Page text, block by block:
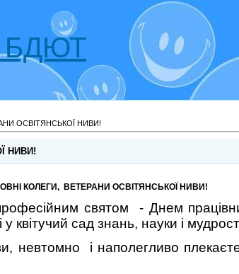
ОСВІТЯНСЬКОЇ НИВИ!
НИВИ!
КОЛЕГИ, ВЕТЕРАНИ ОСВІТЯНСЬКОЇ НИВИ!
святом - Днем
квітучий сад знань, науки і
невтомно і наполегливо